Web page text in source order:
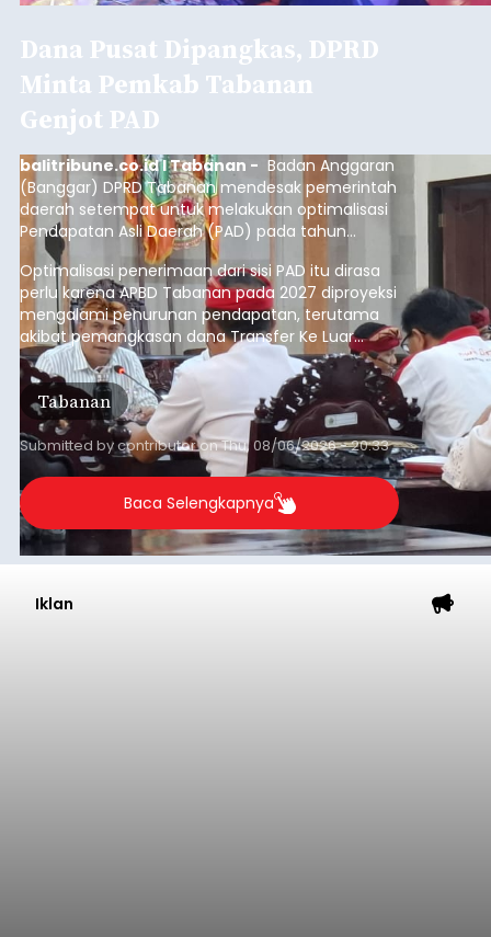
Dana Pusat Dipangkas, DPRD
Minta Pemkab Tabanan
Genjot PAD
balitribune.co.id I Tabanan - Badan Anggaran
(Banggar) DPRD Tabanan mendesak pemerintah
daerah setempat untuk melakukan optimalisasi
Pendapatan Asli Daerah (PAD) pada tahun
anggaran 2027.
Optimalisasi penerimaan dari sisi PAD itu dirasa
perlu karena APBD Tabanan pada 2027 diproyeksi
mengalami penurunan pendapatan, terutama
akibat pemangkasan dana Transfer Ke Luar
Daerah (TKD) dari pemerintah pusat.
Tabanan
Submitted bycontributoronThu, 08/06/2026 - 20:33
Baca Selengkapnya
Iklan